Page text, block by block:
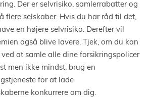
Der er selvrisiko, samlerrabatter og
flere selskaber. Hvis du har råd til det,
en højere selvrisiko. Derefter vil
også blive lavere. Tjek, om du kan
at samle alle dine forsikringspolicer
men ikke mindst, brug en
for at lade
konkurrere om dig.